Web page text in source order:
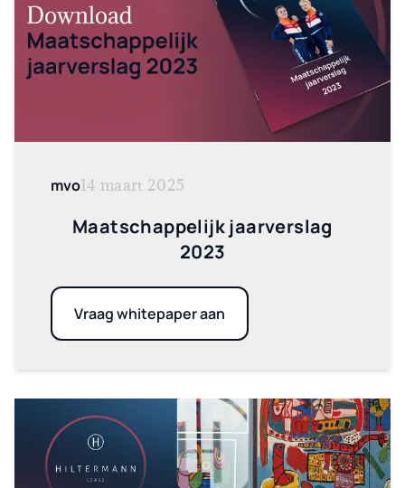
mvo14 maart 2025
Maatschappelijk jaarverslag
2023
Vraag whitepaper aan